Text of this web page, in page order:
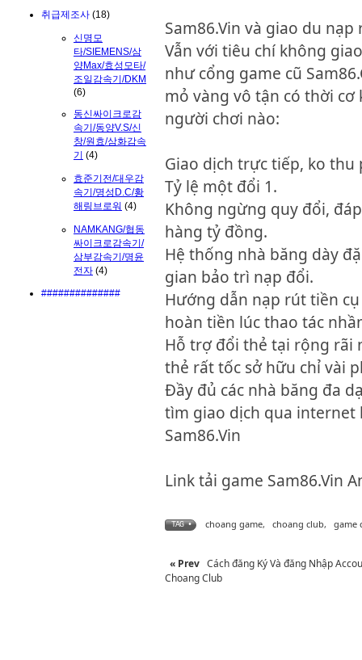
취급제조사 (18)
신명모
타/SIEMENS/삼
양Max/효성모타/
조일감속기/DKM
(6)
동신싸이크로감
속기/동양V.S/신
창/원효/삼화감속
기 (4)
효준기전/대우감
속기/명성D.C/황
해링브로워 (4)
NAMKANG/협동
싸이크로감속기/
삼부감속기/명윤
전자 (4)
##############
Sam86.Vin và giao du
Vẫn với tiêu chí không
như cổng game cũ
mỏ vàng vô tận có thời cơ
người chơi nào:
Giao dịch trực tiếp, ko
Tỷ lệ một đổi 1.
Không ngừng quy đổi,
hàng tỷ đồng.
Hệ thống nhà băng dày
gian bảo trì nạp đổi.
Hướng dẫn nạp rút tiền
hoàn tiền lúc thao tác
Hỗ trợ đổi thẻ tại rộng rãi
thẻ rất tốc sở hữu chỉ vài
Đầy đủ các nhà băng đa
tìm giao dịch qua internet
Sam86.Vin
Link tải game Sam86.Vin
TAG • choang game, choang club, game
« Prev Cách đăng Ký Và đăng Nhập
Choang Club